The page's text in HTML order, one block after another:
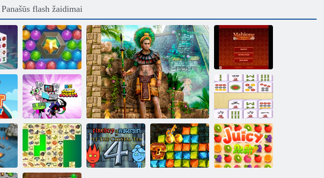
Panašūs flash žaidimai
Jūros Bubble
Shooter
Mahjong Mania
Paauglių titanai
eina: šokinė
"Mahjong
Connect
Classic"